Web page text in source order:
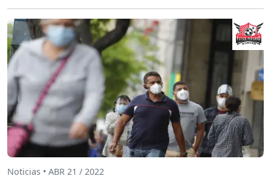
Noticias • ABR 21 / 2022